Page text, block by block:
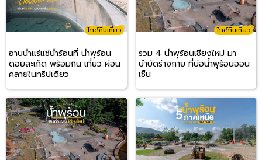
ไกด์กินเที่ยว
อาบน้ำแร่แช่น้ำร้อนที่ น้ำพุร้อน
ดอยสะเก็ด พร้อมกิน เที่ยว ผ่อน
คลายในทริปเดียว
ไกด์กินเที่ยว
รวม 4 น้ำพุร้อนเชียงใหม่ มา
บำบัดร่างกาย ที่บ่อน้ำพุร้อนออน
เซ็น